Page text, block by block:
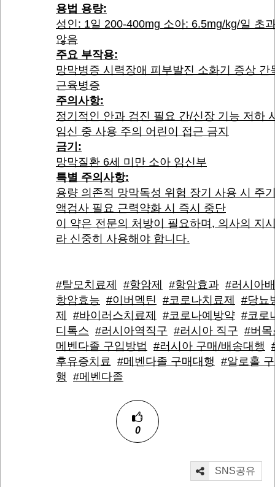
용법 용량:
성인: 1일 200-400mg 소아: 6.5mg/kg/일 초
않음
주요 부작용:
망막병증 시력장애 피부발진 소화기 증상 간
근육병증
주의사항:
정기적인 안과 검진 필요 간/신장 기능 저하
임신 중 사용 주의 어린이 접근 금지
금기:
망막질환 6세 미만 소아 임신부
특별 주의사항:
용량 의존적 망막독성 위험 장기 사용 시 주
액검사 필요 근력약화 시 즉시 중단
이 약은 전문의 처방이 필요하며, 의사의 지
라 신중히 사용해야 합니다.
#탈모치료제 #항암제 #항암효과 #러시아
항암효능 #이버멕틴 #코로나치료제
#당뇨
제
#바이러스치료제 #코로나예방약 #코로
디톡스 #러시아역직구 #러시아 직구 #버목
메벤다졸 구입방법
#러시아 구매/배송대행
후유증치료 #메벤다졸 구매대행 #알로홀
행 #메벤다졸
0
SNS공유